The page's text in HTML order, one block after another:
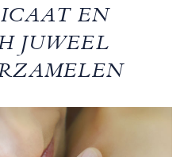
EN
JUWEEL